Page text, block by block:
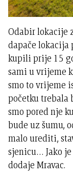
Odabir lokacije
dapače lokacija
kupili prije 15
sami u vrijeme
smo to vrijeme
početku trebala
smo pored nje
bude uz šumu,
malo urediti,
sjenicu… Jako
dodaje Mravac.